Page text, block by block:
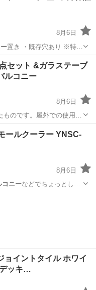
8月6日
置き ・既存穴あり ※特殊
ロナ
セット &ガラステーブ
ルコニー
8月6日
ものです。屋外での使用に
いただける方のみ、お取
グセット
ールクーラー YNSC-
8月6日
コニーなどでちょっとした
ョイントタイル ホワイ
デッキ…